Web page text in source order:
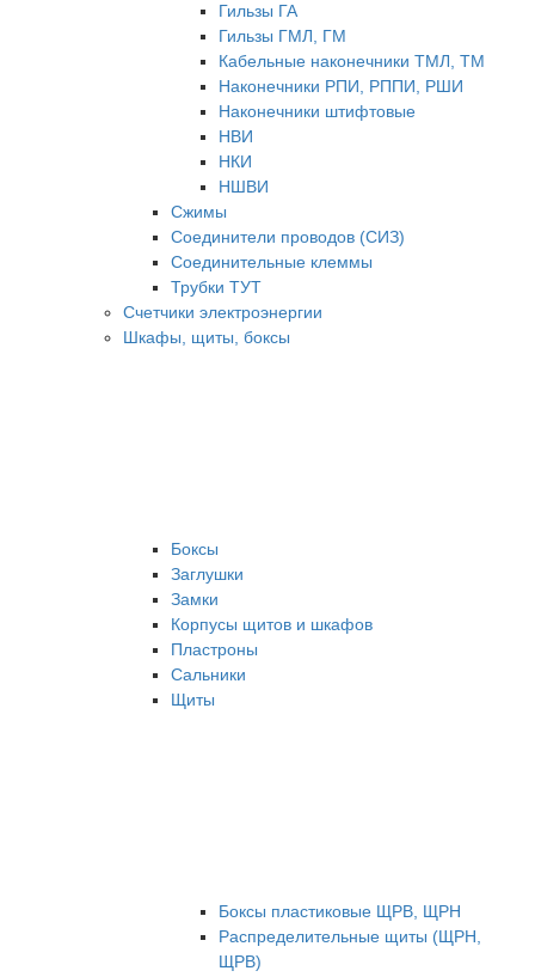
Гильзы ГА
Гильзы ГМЛ, ГМ
Кабельные наконечники ТМЛ, ТМ
Наконечники РПИ, РППИ, РШИ
Наконечники штифтовые
НВИ
НКИ
НШВИ
Сжимы
Соединители проводов (СИЗ)
Соединительные клеммы
Трубки ТУТ
Счетчики электроэнергии
Шкафы, щиты, боксы
Боксы
Заглушки
Замки
Корпусы щитов и шкафов
Пластроны
Сальники
Щиты
Боксы пластиковые ЩРВ, ЩРН
Распределительные щиты (ЩРН,
ЩРВ)